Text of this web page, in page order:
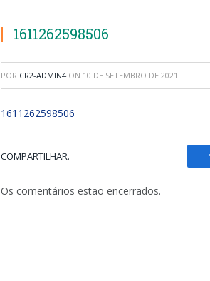
1611262598506
POR CR2-ADMIN4 ON 10 DE SETEMBRO DE 2021
1611262598506
COMPARTILHAR.
Os comentários estão encerrados.